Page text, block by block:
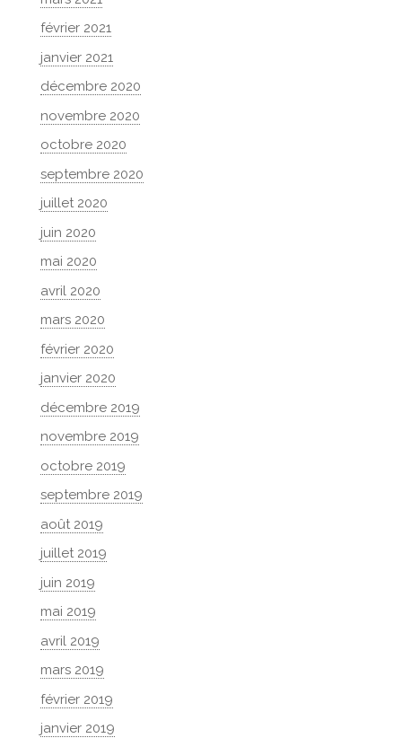
février 2021
janvier 2021
décembre 2020
novembre 2020
octobre 2020
septembre 2020
juillet 2020
juin 2020
mai 2020
avril 2020
mars 2020
février 2020
janvier 2020
décembre 2019
novembre 2019
octobre 2019
septembre 2019
août 2019
juillet 2019
juin 2019
mai 2019
avril 2019
mars 2019
février 2019
janvier 2019